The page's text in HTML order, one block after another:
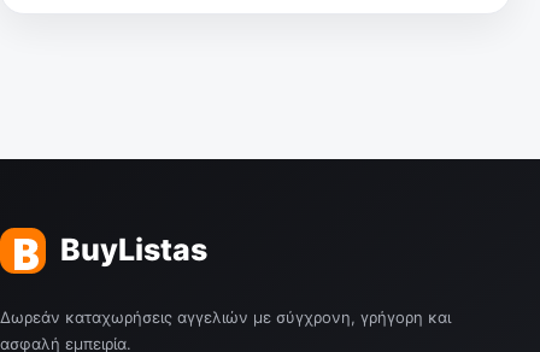
Δωρεάν καταχωρήσεις αγγελιών με σύγχρονη, γρήγορη και
ασφαλή εμπειρία.